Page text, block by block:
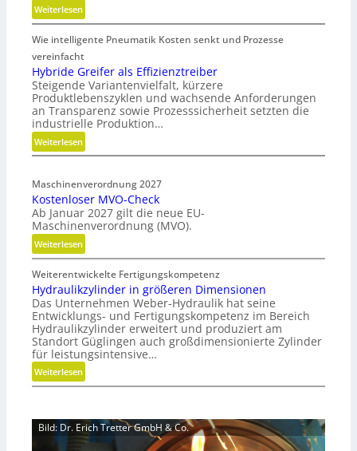
Weiterlesen:
M
e
t
h
o
d
e
n
f
ü
n
a
c
h
h
l
t
i
g
e
W
e
r
z
e
Wie intelligente Pneumatik Kosten senkt und Prozesse
vereinfacht
Hybride Greifer als Effizienztreiber
Steigende Variantenvielfalt, kürzere
Produktlebenszyklen und wachsende Anforderungen
an Transparenz sowie Prozesssicherheit setzten die
industrielle Produktion…
Weiterlesen:
H
b
r
i
d
e
G
r
e
i
f
e
r
l
ff
i
Maschinenverordnung 2027
Kostenloser MVO-Check
Ab Januar 2027 gilt die neue EU-
Maschinenverordnung (MVO).
Weiterlesen:
K
o
s
t
e
n
l
o
s
M
V
Weiterentwickelte Fertigungskompetenz
Hydraulikzylinder in größeren Dimensionen
Das Unternehmen Weber-Hydraulik hat seine
Entwicklungs- und Fertigungskompetenz im Bereich
Hydraulikzylinder erweitert und produziert am
Standort Güglingen auch großdimensionierte Zylinder
für leistungsintensive…
Weiterlesen:
H
d
r
a
Bild: Dr. Erich Tretter GmbH & Co.